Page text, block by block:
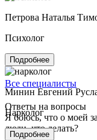
Петрова Наталья
Психолог
Подробнее
Минин Евгений
Нарколог
Подробнее
Все специалисты
Ответы на вопросы
Я боюсь, что о моей
люди, что делать?